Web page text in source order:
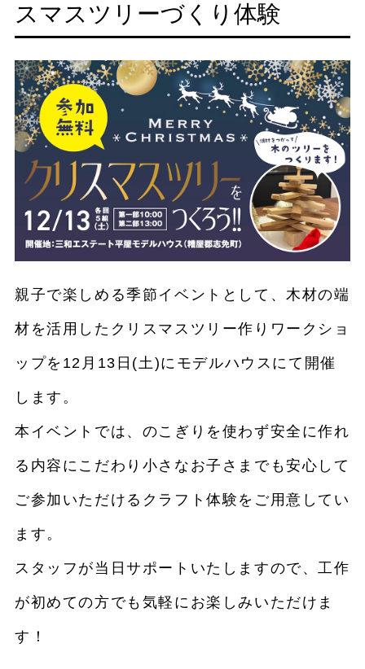
スマスツリーづくり体験
親子で楽しめる季節イベントとして、木材の端
材を活用したクリスマスツリー作りワークショ
ップを12月13日(土)にモデルハウスにて開催
します。
本イベントでは、のこぎりを使わず安全に作れ
る内容にこだわり小さなお子さまでも安心して
ご参加いただけるクラフト体験をご用意してい
ます。
スタッフが当日サポートいたしますので、工作
が初めての方でも気軽にお楽しみいただけま
す！